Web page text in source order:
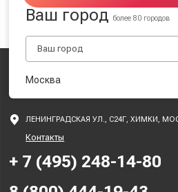
Ваш городболее 80 городов
Москва
ЛЕНИНГРАДСКАЯ УЛ., С24Г, ХИМКИ,
Контакты
+ 7 (495) 248-14-80